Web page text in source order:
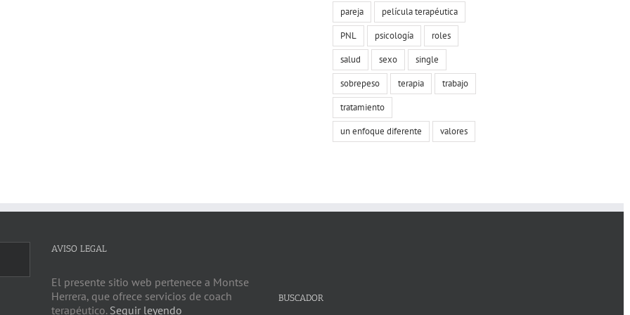
pareja
película terapéutica
PNL
psicología
roles
salud
sexo
single
sobrepeso
terapia
trabajo
tratamiento
un enfoque diferente
valores
AVISO LEGAL
El presente sitio web pertenece a Montse
Herrera, que ofrece servicios de coach
terapéutico. Seguir leyendo
BUSCADOR